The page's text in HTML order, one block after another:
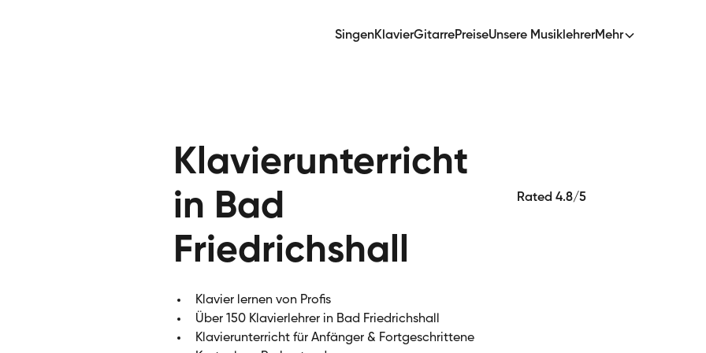
SingenKlavierGitarrePreiseUnsere MusiklehrerMehr
Klavierunterricht
in Bad
Friedrichshall
Klavier lernen von Profis
Über 150 Klavierlehrer in Bad Friedrichshall
Klavierunterricht für Anfänger & Fortgeschrittene
Rated 4.8/5